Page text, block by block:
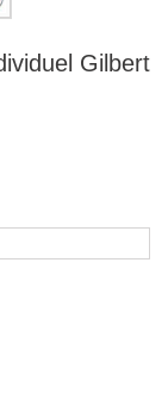
Gilbert